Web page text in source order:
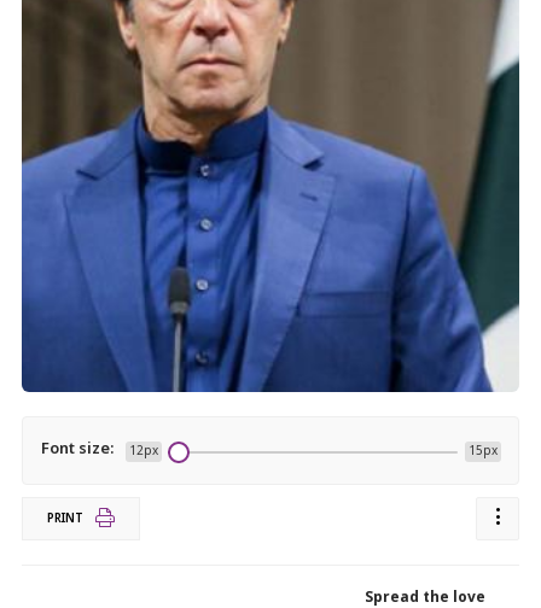
Font size: 12px 15px
PRINT
Spread the love